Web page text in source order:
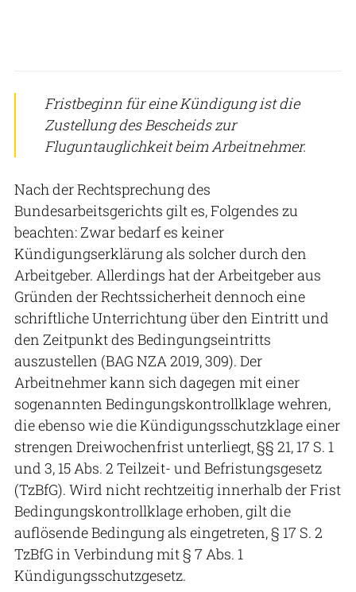
Fristbeginn für eine Kündigung ist die
Zustellung des Bescheids zur
Fluguntauglichkeit beim Arbeitnehmer.
Nach der Rechtsprechung des
Bundesarbeitsgerichts gilt es, Folgendes zu
beachten: Zwar bedarf es keiner
Kündigungserklärung als solcher durch den
Arbeitgeber. Allerdings hat der Arbeitgeber aus
Gründen der Rechtssicherheit dennoch eine
schriftliche Unterrichtung über den Eintritt und
den Zeitpunkt des Bedingungseintritts
auszustellen (BAG NZA 2019, 309). Der
Arbeitnehmer kann sich dagegen mit einer
sogenannten Bedingungskontrollklage wehren,
die ebenso wie die Kündigungsschutzklage einer
strengen Dreiwochenfrist unterliegt, §§ 21, 17 S. 1
und 3, 15 Abs. 2 Teilzeit- und Befristungsgesetz
(TzBfG). Wird nicht rechtzeitig innerhalb der Frist
Bedingungskontrollklage erhoben, gilt die
auflösende Bedingung als eingetreten, § 17 S. 2
TzBfG in Verbindung mit § 7 Abs. 1
Kündigungsschutzgesetz.